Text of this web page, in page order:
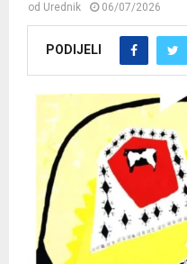
od Urednik 06/07/2026
PODIJELI